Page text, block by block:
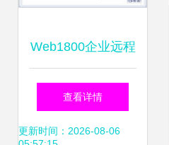
Web1800企业远程
服务软件3.1 重塑
高效、安全的企业
查看详情
更新时间：2026-08-06